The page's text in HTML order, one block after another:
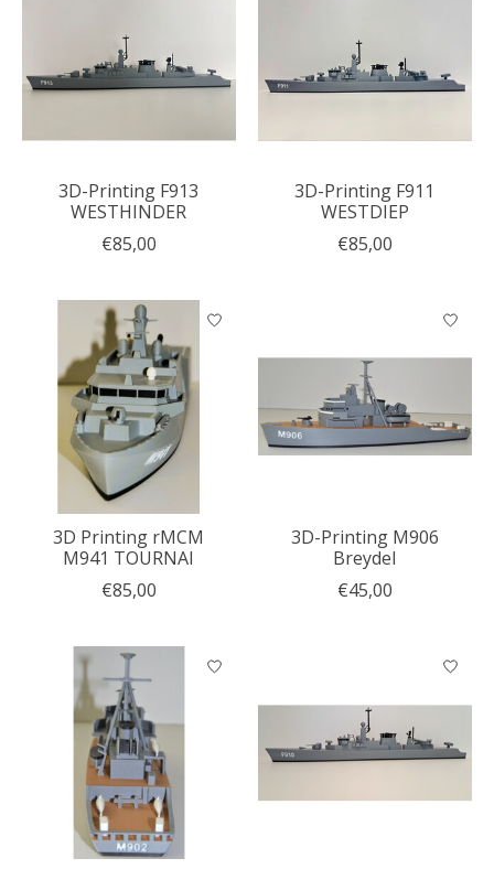
3D-Printing F913
WESTHINDER
€85,00
3D-Printing F911
WESTDIEP
€85,00
3D Printing rMCM
M941 TOURNAI
€85,00
3D-Printing M906
Breydel
€45,00